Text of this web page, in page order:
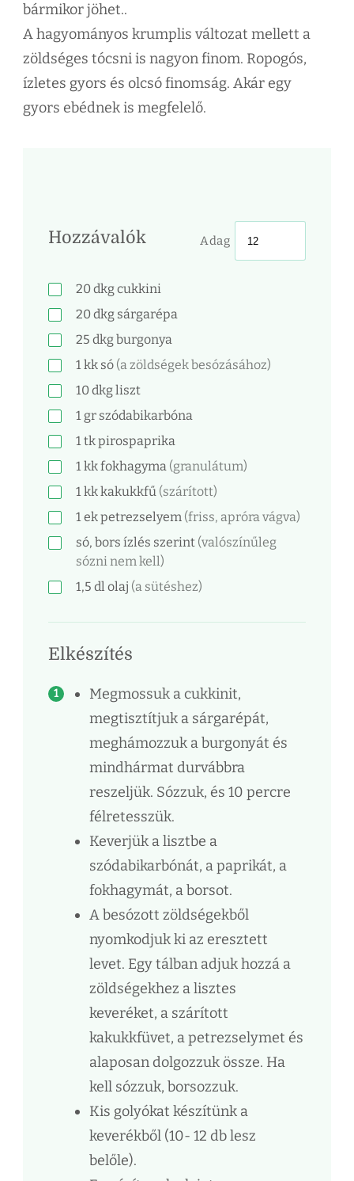
bármikor jöhet..
A hagyományos krumplis változat mellett a
zöldséges tócsni is nagyon finom. Ropogós,
ízletes gyors és olcsó finomság. Akár egy
gyors ebédnek is megfelelő.
Hozzávalók Adag
20dkgcukkini
20dkg sárgarépa
25 dkgburgonya
1kk só (a zöldségek besózásához)
10dkgliszt
1 gr szódabikarbóna
1tkpirospaprika
1kkfokhagyma (granulátum)
1kkkakukkfű (szárított)
1ekpetrezselyem (friss, apróra vágva)
só, bors ízlés szerint (valószínűleg
sózni nem kell)
1,5 dl olaj (a sütéshez)
Elkészítés
Megmossuk a cukkinit,
megtisztítjuk a sárgarépát,
meghámozzuk a burgonyát és
mindhármat durvábbra
reszeljük. Sózzuk, és 10 percre
félretesszük.
Keverjük a lisztbe a
szódabikarbónát, a paprikát, a
fokhagymát, a borsot.
A besózott zöldségekből
nyomkodjuk ki az eresztett
levet. Egy tálban adjuk hozzá a
zöldségekhez a lisztes
keveréket, a szárított
kakukkfüvet, a petrezselymet és
alaposan dolgozzuk össze. Ha
kell sózzuk, borsozzuk.
Kis golyókat készítünk a
keverékből (10- 12 db lesz
belőle).